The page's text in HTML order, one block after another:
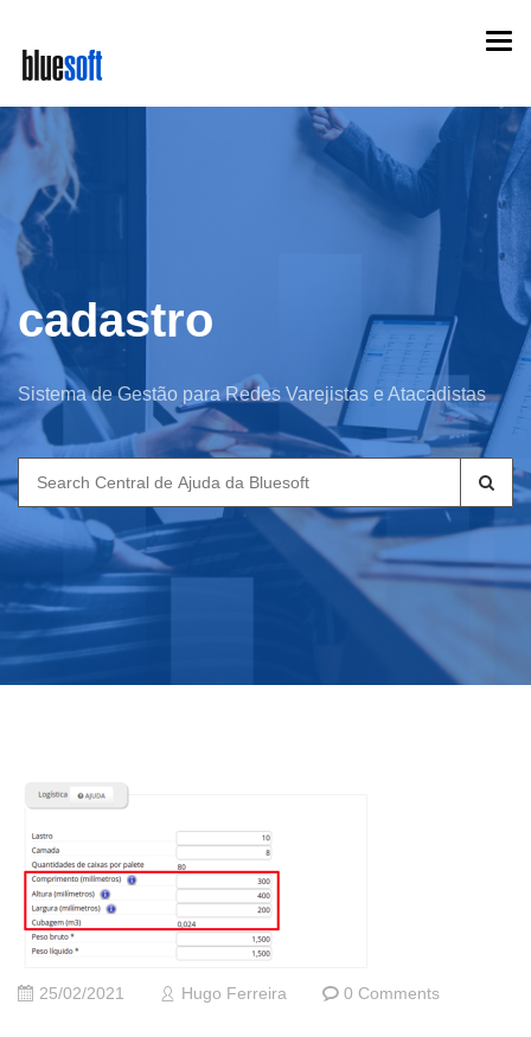
main
content
cadastro
Sistema de Gestão para Redes Varejistas e Atacadistas
Search
for:
25/02/2021 Hugo Ferreira 0 Comments